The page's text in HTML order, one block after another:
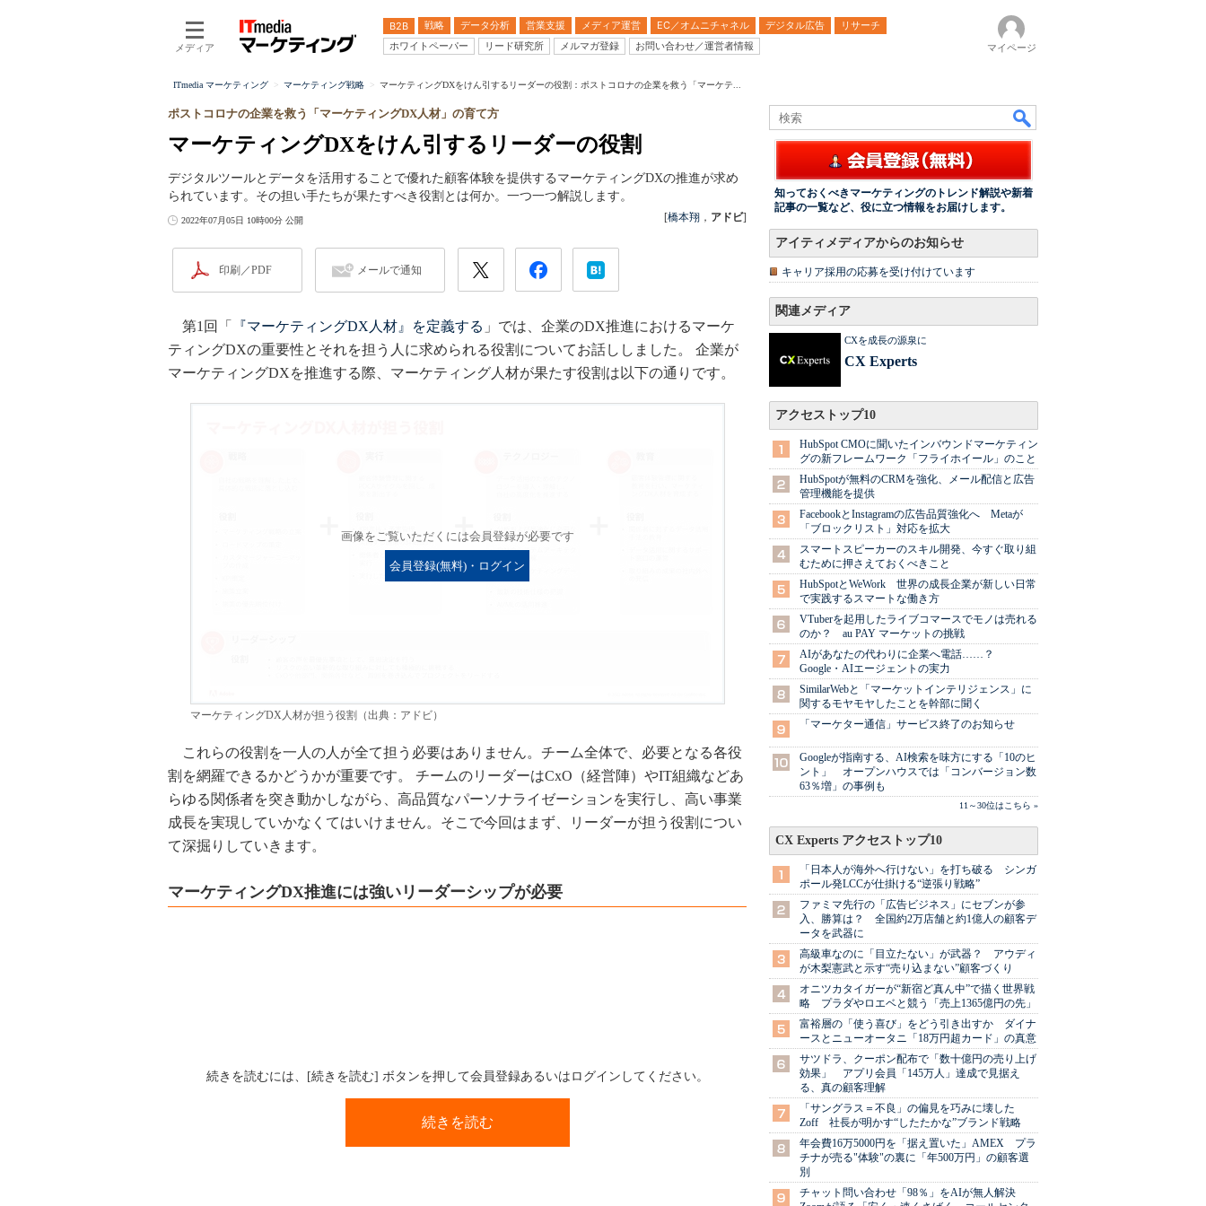
メディア
B2B 戦略 データ分析 営業支援 メディア運営 EC／オムニチャネル デジタル広告
リサーチ
ホワイトペーパー
リード研究所 メルマガ登録 お問い合わせ／運営者情報 マイページ
ITmedia マーケティング マーケティング戦略 マーケティングDXをけん引するリーダーの役割：ポストコロナの企業を救う「マーケテ...
マーケティングDXをけん引するリーダーの役割
ポストコロナの企業を救う「マーケティングDX人材」の育て方
デジタルツールとデータを活用することで優れた顧客体験を提供するマーケティングDXの推進が求め
られています。その担い手たちが果たすべき役割とは何か。一つ一つ解説します。
2022年07月05日 10時00分 公開 [橋本翔 ， アドビ]
印刷／PDF メールで通知
第1回「 『マーケティングDX人材』を定義する 」では、企業のDX推進におけるマーケ
ティングDXの重要性とそれを担う人に求められる役割についてお話ししました。 企業が
マーケティングDXを推進する際、マーケティング人材が果たす役割は以下の通りです。
画像をご覧いただくには会員登録が必要です
会員登録(無料)・ログイン
マーケティングDX人材が担う役割（出典：アドビ）
これらの役割を一人の人が全て担う必要はありません。チーム全体で、必要となる各役
割を網羅できるかどうかが重要です。 チームのリーダーはCxO（経営陣）やIT組織などあ
らゆる関係者を突き動かしながら、高品質なパーソナライゼーションを実行し、高い事業
成長を実現していかなくてはいけません。そこで今回はまず、リーダーが担う役割につい
て深掘りしていきます。
マーケティングDX推進には強いリーダーシップが必要
続きを読むには、[続きを読む] ボタンを押して会員登録あるいはログインしてください。
続きを読む
知っておくべきマーケティングのトレンド解説や新着
記事の一覧など、役に立つ情報をお届けします。
アイティメディアからのお知らせ
キャリア採用の応募を受け付けています
関連メディア
CXを成長の源泉に
CX Experts
アクセストップ10
HubSpot CMOに聞いたインバウンドマーケティン
グの新フレームワーク「フライホイール」のこと
HubSpotが無料のCRMを強化、メール配信と広告
管理機能を提供
FacebookとInstagramの広告品質強化へ Metaが
「ブロックリスト」対応を拡大
スマートスピーカーのスキル開発、今すぐ取り組
むために押さえておくべきこと
HubSpotとWeWork 世界の成長企業が新しい日常
で実践するスマートな働き方
VTuberを起用したライブコマースでモノは売れる
のか？ au PAY マーケットの挑戦
AIがあなたの代わりに企業へ電話……？
Google・AIエージェントの実力
SimilarWebと「マーケットインテリジェンス」に
関するモヤモヤしたことを幹部に聞く
「マーケター通信」サービス終了のお知らせ
Googleが指南する、AI検索を味方にする「10のヒ
ント」 オープンハウスでは「コンバージョン数
63％増」の事例も
11～30位はこちら »
CX Experts アクセストップ10
「日本人が海外へ行けない」を打ち破る シンガ
ポール発LCCが仕掛ける“逆張り戦略”
ファミマ先行の「広告ビジネス」にセブンが参
入、勝算は？ 全国約2万店舗と約1億人の顧客デ
ータを武器に
高級車なのに「目立たない」が武器？ アウディ
が木梨憲武と示す“売り込まない”顧客づくり
オニツカタイガーが“新宿ど真ん中”で描く世界戦
略 プラダやロエベと競う「売上1365億円の先」
富裕層の「使う喜び」をどう引き出すか ダイナ
ースとニューオータニ「18万円超カード」の真意
サツドラ、クーポン配布で「数十億円の売り上げ
効果」 アプリ会員「145万人」達成で見据え
る、真の顧客理解
「サングラス＝不良」の偏見を巧みに壊した
Zoff 社長が明かす“したたかな”ブランド戦略
年会費16万5000円を「据え置いた」AMEX プラ
チナが売る"体験"の裏に「年500万円」の顧客選
別
チャット問い合わせ「98％」をAIが無人解決